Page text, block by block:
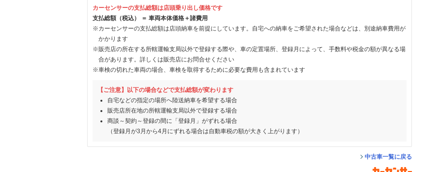
カーセンサーの支払総額は店頭乗り出し価格です
支払総額（税込） ＝ 車両本体価格＋諸費用
※カーセンサーの支払総額は店頭納車を前提にしています。自宅への納車をご希望された場合などは、別途納車費用が
かかります
※販売店の所在する所轄運輸支局以外で登録する際や、車の定置場所、登録月によって、手数料や税金の額が異なる場
合があります。詳しくは販売店にお問合せください
※車検の切れた車両の場合、車検を取得するために必要な費用も含まれています
【ご注意】以下の場合などで支払総額が変わります
自宅などの指定の場所へ陸送納車を希望する場合
販売店所在地の所轄運輸支局以外で登録する場合
商談～契約～登録の間に「登録月」がずれる場合
（登録月が3月から4月にずれる場合は自動車税の額が大きく上がります）
中古車一覧に戻る